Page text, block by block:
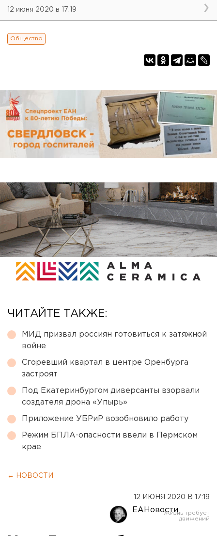
12 июня 2020 в 17:19
Общество
ЧИТАЙТЕ ТАКЖЕ:
МИД призвал россиян готовиться к затяжной
войне
Сгоревший квартал в центре Оренбурга
застроят
Под Екатеринбургом диверсанты взорвали
создателя дрона «Упырь»
Приложение УБРиР возобновило работу
Режим БПЛА-опасности ввели в Пермском
крае
← НОВОСТИ
12 ИЮНЯ 2020 В 17:19
ЕАНовости